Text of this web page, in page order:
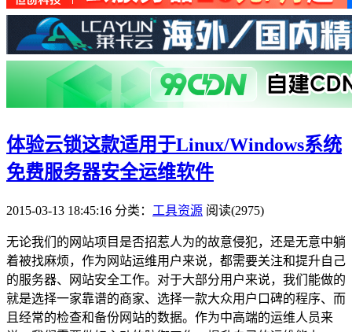
体验云锁这款适用于Linux/Windows系统
免费服务器安全运维软件
2015-03-13 18:45:16 分类： 工具资源 阅读(2975)
无论我们的网站项目是否招惹人为的故意侵犯，还是无意中躺
着被找麻烦，作为网站运维用户来说，都需要关注和提升自己
的服务器、网站安全工作。对于大部分用户来说，我们能做的
就是选择一家靠谱的商家、选择一款大众用户口碑的程序、而
且经常的检查和备份网站的数据。作为中高端的运维人员来